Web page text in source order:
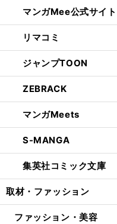
マンガMee公式サイト
リマコミ
ジャンプTOON
ZEBRACK
マンガMeets
S-MANGA
集英社コミック文庫
取材・ファッション
ファッション・美容